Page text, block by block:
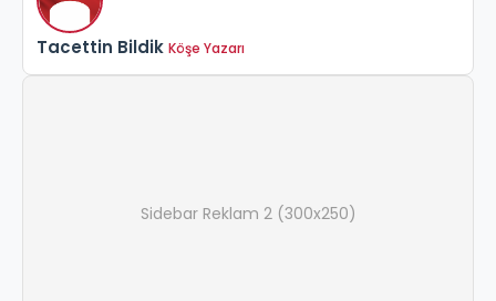
Tacettin Bildik Köşe Yazarı
Sidebar Reklam 2 (300x250)